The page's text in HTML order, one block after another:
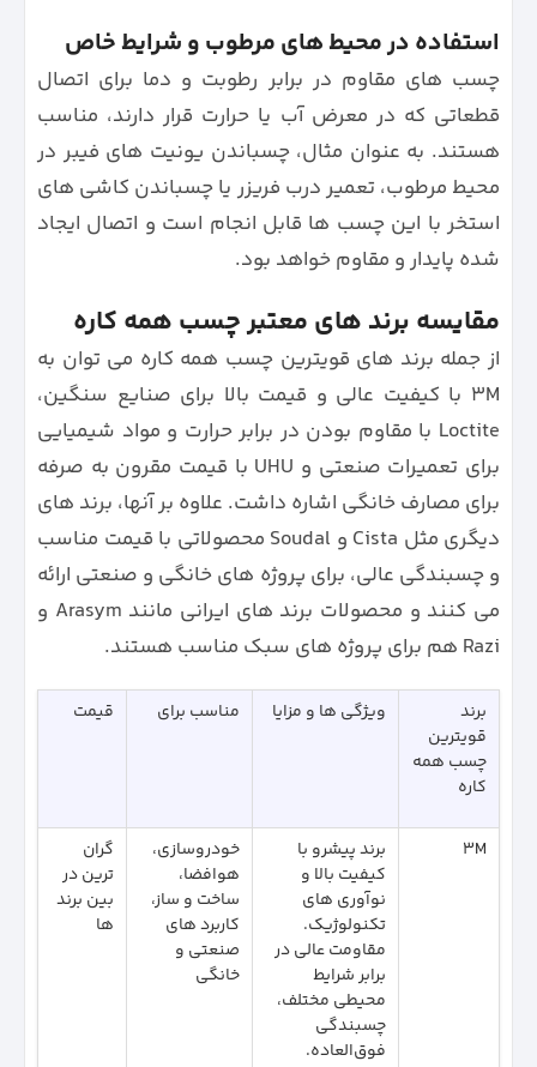
استفاده در محیط های مرطوب و شرایط خاص
چسب های مقاوم در برابر رطوبت و دما برای اتصال
قطعاتی که در معرض آب یا حرارت قرار دارند، مناسب
هستند. به عنوان مثال، چسباندن یونیت های فیبر در
محیط مرطوب، تعمیر درب فریزر یا چسباندن کاشی های
استخر با این چسب ها قابل انجام است و اتصال ایجاد
شده پایدار و مقاوم خواهد بود.
مقایسه برند های معتبر چسب همه‌ کاره
از جمله برند های قویترین چسب همه کاره می‌ توان به
3M با کیفیت عالی و قیمت بالا برای صنایع سنگین،
Loctite با مقاوم بودن در برابر حرارت و مواد شیمیایی
برای تعمیرات صنعتی و UHU با قیمت مقرون به صرفه
برای مصارف خانگی اشاره داشت. علاوه بر آنها، برند های
دیگری مثل Cista و Soudal محصولاتی با قیمت مناسب
و چسبندگی عالی، برای پروژه‌ های خانگی و صنعتی ارائه
می‌ کنند و محصولات برند های ایرانی مانند Arasym و
Razi هم برای پروژه‌ های سبک مناسب هستند.
برند
قویترین
چسب همه
کاره
ویژگی‌ ها و مزایا مناسب برای قیمت
3M
برند پیشرو با
کیفیت بالا و
نوآوری‌ های
تکنولوژیک.
مقاومت عالی در
برابر شرایط
محیطی مختلف،
چسبندگی
فوق‌العاده.
خودروسازی،
هوافضا،
ساخت و ساز،
کاربرد های
صنعتی و
خانگی
گران‌
ترین در
بین برند
ها